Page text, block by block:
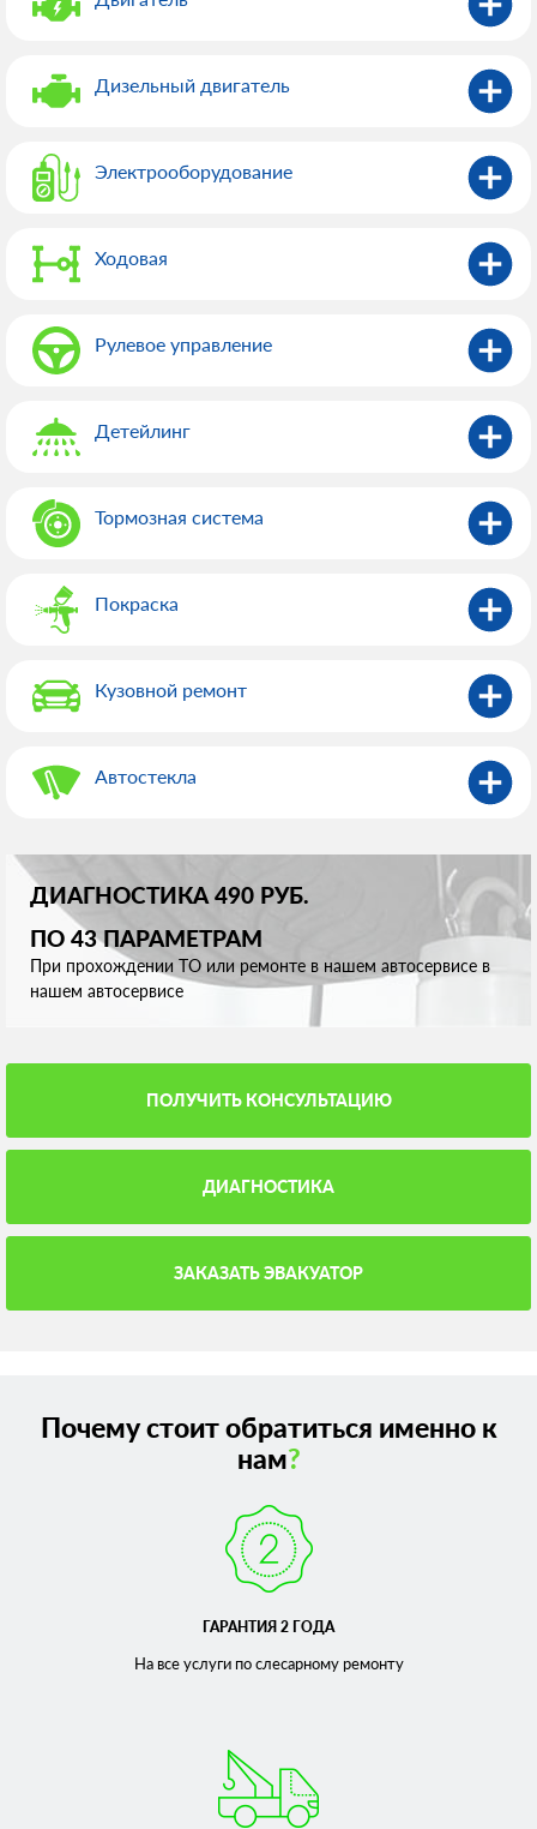
Дизельный двигатель
Электрооборудованиe
Ходовая
Рулевое управление
Детейлинг
Тормозная система
Покраска
Кузовной ремонт
Автостекла
ДИАГНОСТИКА 490 РУБ.
ПО 43 ПАРАМЕТРАМ
При прохождении ТО или ремонте в нашем автосервисе в
нашем автосервисе
ПОЛУЧИТЬ КОНСУЛЬТАЦИЮ
ДИАГНОСТИКА
ЗАКАЗАТЬ ЭВАКУАТОР
Почему стоит обратиться именно к
нам?
ГАРАНТИЯ 2 ГОДА
На все услуги по слесарномуремонту